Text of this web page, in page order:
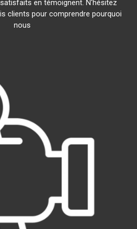
en témoignent. N'hésitez
clients pour comprendre pourquoi
nous